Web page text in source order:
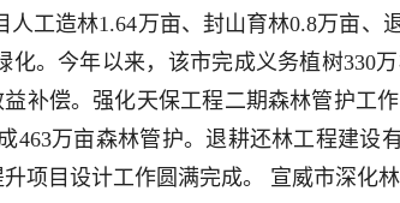
工造林1.64万亩、封山育林0.8万亩、
。今年以来，该市完成义务植树330
补偿。强化天保工程二期森林管护工作
463万亩森林管护。退耕还林工程建设
项目设计工作圆满完成。 宣威市深化